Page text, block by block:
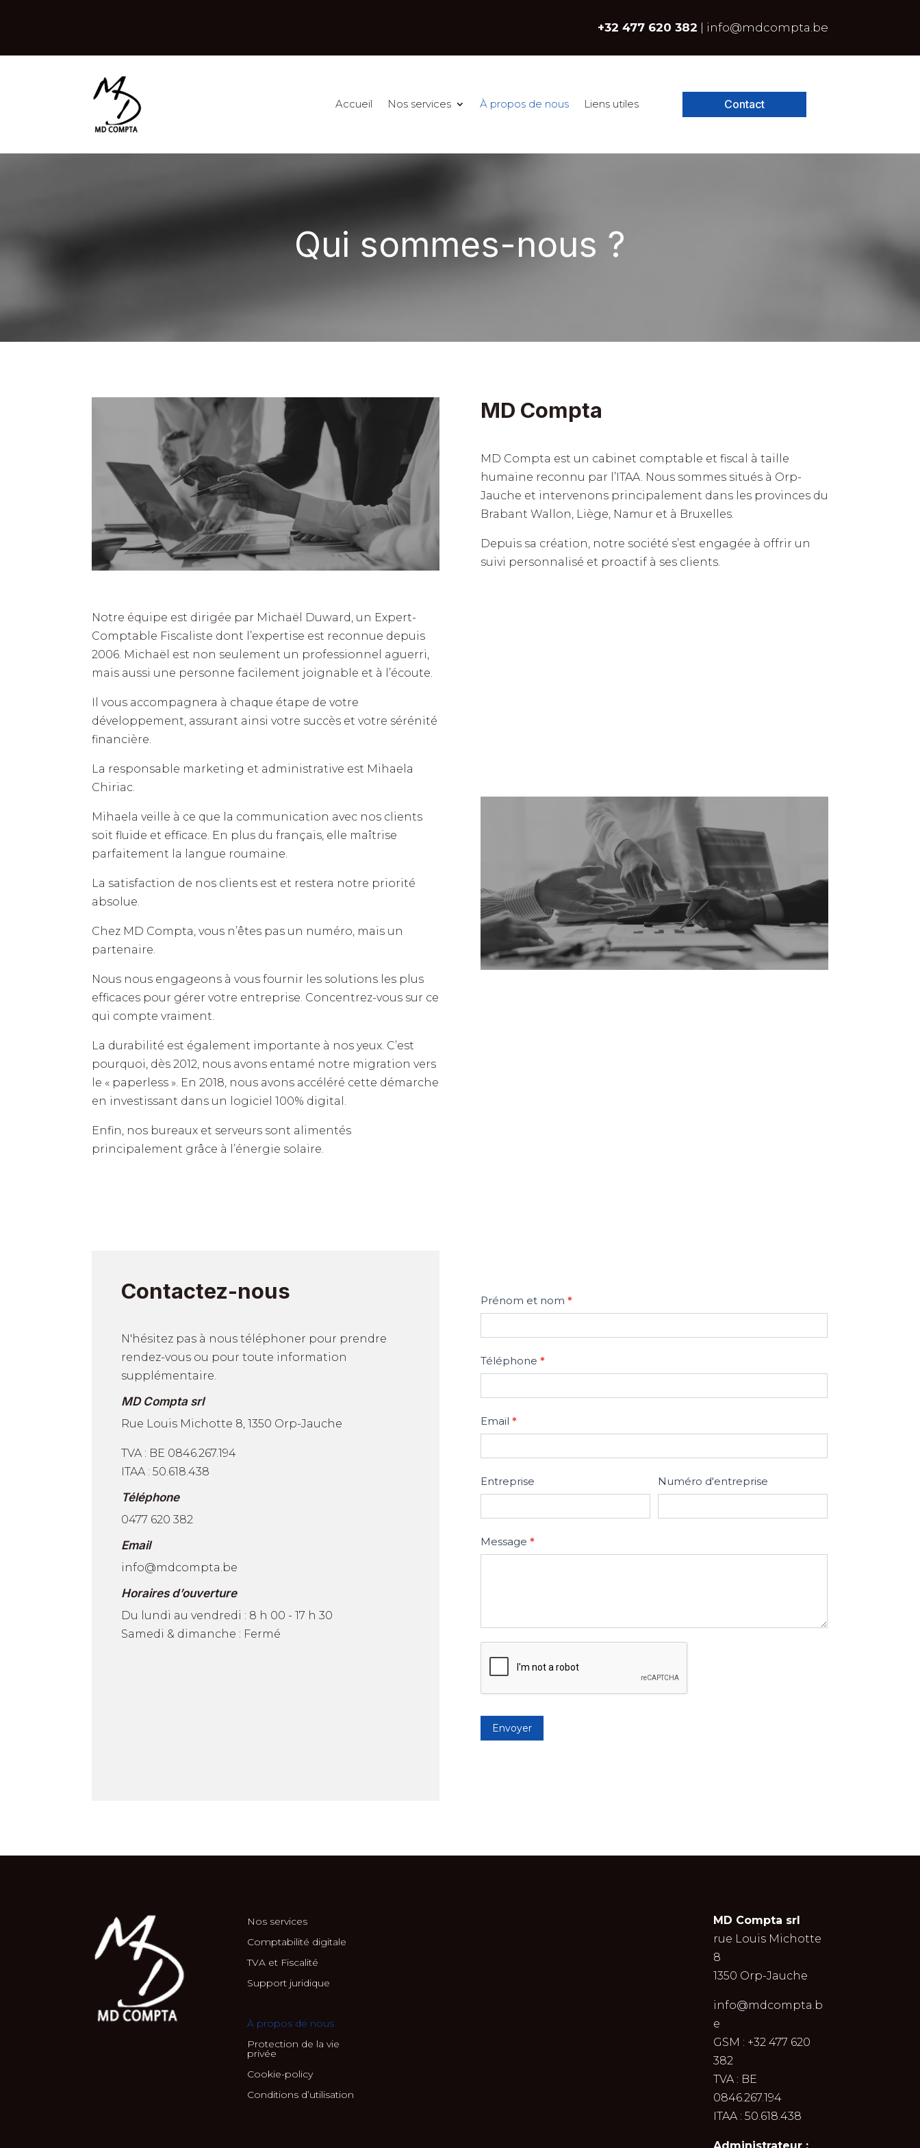
+32 477 620 382 | info@mdcompta.be
Accueil Nos services À propos de nous Liens utiles Contact
Qui sommes-nous ?
MD Compta
MD Compta est un cabinet comptable et fiscal à taille
humaine reconnu par l’ITAA. Nous sommes situés à Orp-
Jauche et intervenons principalement dans les provinces du
Brabant Wallon, Liège, Namur et à Bruxelles.
Depuis sa création, notre société s’est engagée à offrir un
suivi personnalisé et proactif à ses clients.
Notre équipe est dirigée par Michaël Duward, un Expert-
Comptable Fiscaliste dont l’expertise est reconnue depuis
2006. Michaël est non seulement un professionnel aguerri,
mais aussi une personne facilement joignable et à l’écoute.
Il vous accompagnera à chaque étape de votre
développement, assurant ainsi votre succès et votre sérénité
financière.
La responsable marketing et administrative est Mihaela
Chiriac.
Mihaela veille à ce que la communication avec nos clients
soit fluide et efficace. En plus du français, elle maîtrise
parfaitement la langue roumaine.
La satisfaction de nos clients est et restera notre priorité
absolue.
Chez MD Compta, vous n’êtes pas un numéro, mais un
partenaire.
Nous nous engageons à vous fournir les solutions les plus
efficaces pour gérer votre entreprise. Concentrez-vous sur ce
qui compte vraiment.
La durabilité est également importante à nos yeux. C’est
pourquoi, dès 2012, nous avons entamé notre migration vers
le « paperless ». En 2018, nous avons accéléré cette démarche
en investissant dans un logiciel 100% digital.
Enfin, nos bureaux et serveurs sont alimentés
principalement grâce à l’énergie solaire.
Contactez-nous
N'hésitez pas à nous téléphoner pour prendre
rendez-vous ou pour toute information
supplémentaire.
MD Compta srl
Rue Louis Michotte 8, 1350 Orp-Jauche
TVA : BE 0846.267.194
ITAA : 50.618.438
Téléphone
0477 620 382
Email
info@mdcompta.be
Horaires d’ouverture
Du lundi au vendredi : 8 h 00 - 17 h 30
Samedi & dimanche : Fermé
Contactez-
nous
Prénom et nom *
Téléphone *
Email *
Entreprise Numéro d'entreprise
Message *
Envoyer
Nos services
Comptabilité digitale
TVA et Fiscalité
Support juridique
À propos de nous
Protection de la vie
privée
Cookie-policy
Conditions d’utilisation
MD Compta srl
rue Louis Michotte
8
1350 Orp-Jauche
info@mdcompta.b
e
GSM : +32 477 620
382
TVA : BE
0846.267.194
ITAA : 50.618.438